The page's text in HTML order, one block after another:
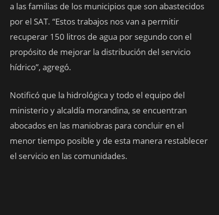
a las familias de los municipios que son abastecidos
por el SAT. “Estos trabajos nos van a permitir
recuperar 150 litros de agua por segundo con el
propósito de mejorar la distribución del servicio
hídrico”, agregó.
Notificó que la hidrológica y todo el equipo del
ministerio y alcaldía morandina, se encuentran
abocados en las maniobras para concluir en el
menor tiempo posible y de esta manera restablecer
el servicio en las comunidades.